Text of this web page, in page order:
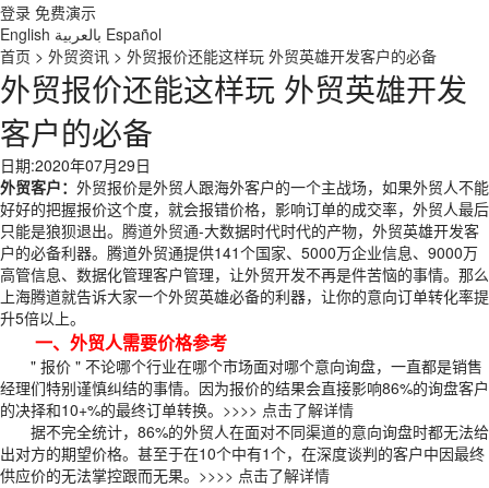
登录 免费演示
English بالعربية Español
首页 > 外贸资讯 > 外贸报价还能这样玩 外贸英雄开发客户的必备
外贸报价还能这样玩 外贸英雄开发
客户的必备
日期:2020年07月29日
外贸客户： 外贸报价是外贸人跟海外客户的一个主战场，如果外贸人不能
好好的把握报价这个度，就会报错价格，影响订单的成交率，外贸人最后
只能是狼狈退出。 腾道外贸通-大数据时代时代的产物，外贸英雄开发客
户的必备利器。腾道外贸通提供141个国家、5000万企业信息、9000万
高管信息、数据化管理客户管理，让外贸开发不再是件苦恼的事情。那么
上海腾道就告诉大家一个外贸英雄必备的利器，让你的意向订单转化率提
升5倍以上。
一、外贸人需要价格参考
" 报价 " 不论哪个行业在哪个市场面对哪个意向询盘，一直都是销售
经理们特别谨慎纠结的事情。因为报价的结果会直接影响86%的询盘客户
的决择和10+%的最终订单转换。 >>>> 点击了解详情
据不完全统计，86%的外贸人在面对不同渠道的意向询盘时都无法给
出对方的期望价格。甚至于在10个中有1个，在深度谈判的客户中因最终
供应价的无法掌控跟而无果。 >>>> 点击了解详情